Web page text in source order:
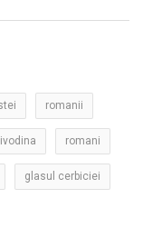
romanii
romani
glasul cerbiciei